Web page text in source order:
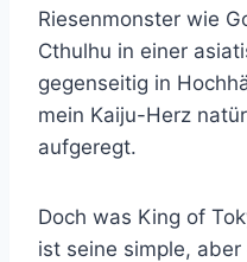
Riesenmonster wie
Cthulhu in einer
gegenseitig in
mein Kaiju-Herz
aufgeregt.
Doch was King of
ist seine simple,